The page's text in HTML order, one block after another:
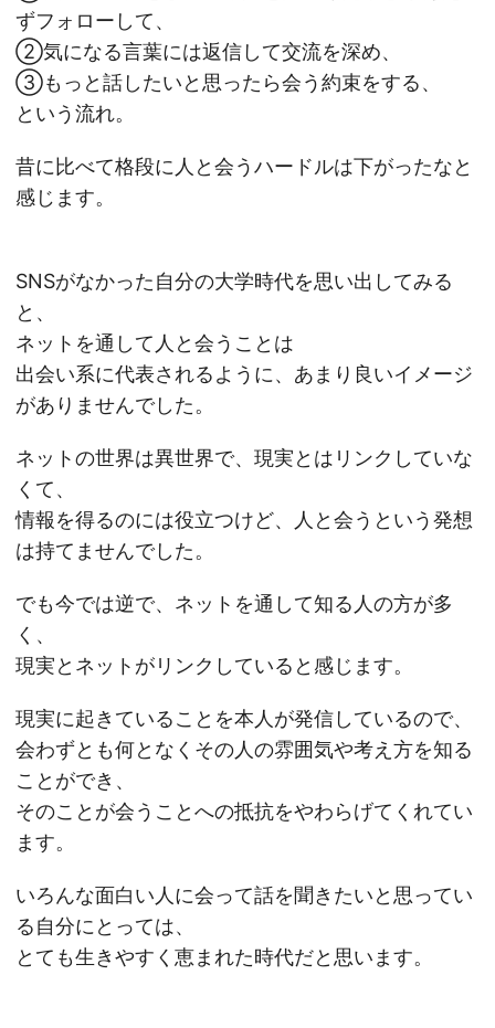
ずフォローして、
②気になる言葉には返信して交流を深め、
③もっと話したいと思ったら会う約束をする、
という流れ。
昔に比べて格段に人と会うハードルは下がったなと
感じます。
SNSがなかった自分の大学時代を思い出してみる
と、
ネットを通して人と会うことは
出会い系に代表されるように、あまり良いイメージ
がありませんでした。
ネットの世界は異世界で、現実とはリンクしていな
くて、
情報を得るのには役立つけど、人と会うという発想
は持てませんでした。
でも今では逆で、ネットを通して知る人の方が多
く、
現実とネットがリンクしていると感じます。
現実に起きていることを本人が発信しているので、
会わずとも何となくその人の雰囲気や考え方を知る
ことができ、
そのことが会うことへの抵抗をやわらげてくれてい
ます。
いろんな面白い人に会って話を聞きたいと思ってい
る自分にとっては、
とても生きやすく恵まれた時代だと思います。